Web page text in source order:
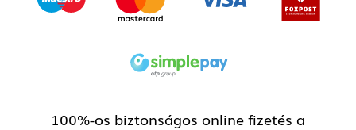
100%-os biztonságos online fizetés a